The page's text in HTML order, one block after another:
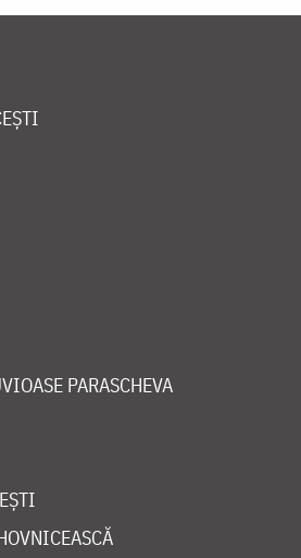
PARASCHEVA